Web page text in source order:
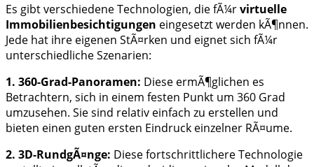
Es gibt verschiedene Technologien, die fÃ¼rvirtuelle
Immobilienbesichtigungen eingesetzt werden kÃ¶nnen.
Jede hat ihre eigenen StÃ¤rken und eignet sich fÃ¼r
unterschiedliche Szenarien:
1. 360-Grad-Panoramen: Diese ermÃ¶glichen es
Betrachtern, sich in einem festen Punkt um 360 Grad
umzusehen. Sie sind relativ einfach zu erstellen und
bieten einen guten ersten Eindruck einzelner RÃ¤ume.
2. 3D-RundgÃ¤nge: Diese fortschrittlichere Technologie